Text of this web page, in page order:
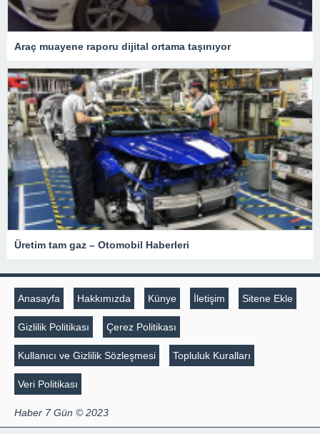
Araç muayene raporu dijital ortama taşınıyor
Üretim tam gaz – Otomobil Haberleri
Anasayfa Hakkımızda Künye İletişim Sitene Ekle
Gizlilik Politikası Çerez Politikası
Kullanıcı ve Gizlilik Sözleşmesi Topluluk Kuralları
Veri Politikası
Haber 7 Gün © 2023